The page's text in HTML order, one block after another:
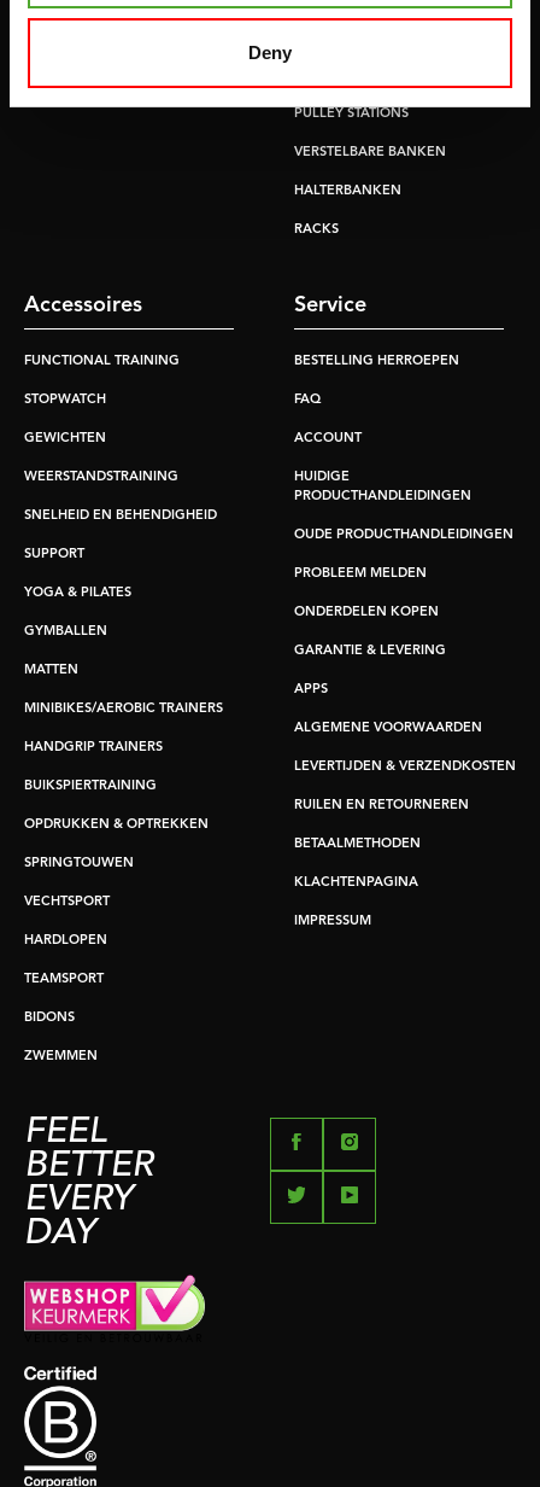
Deny
PULLEY STATIONS
VERSTELBARE BANKEN
HALTERBANKEN
RACKS
Accessoires
FUNCTIONAL TRAINING
STOPWATCH
GEWICHTEN
WEERSTANDSTRAINING
SNELHEID EN BEHENDIGHEID
SUPPORT
YOGA & PILATES
GYMBALLEN
MATTEN
MINIBIKES/AEROBIC TRAINERS
HANDGRIP TRAINERS
BUIKSPIERTRAINING
OPDRUKKEN & OPTREKKEN
SPRINGTOUWEN
VECHTSPORT
HARDLOPEN
TEAMSPORT
BIDONS
ZWEMMEN
Service
BESTELLING HERROEPEN
FAQ
ACCOUNT
HUIDIGE
PRODUCTHANDLEIDINGEN
OUDE PRODUCTHANDLEIDINGEN
PROBLEEM MELDEN
ONDERDELEN KOPEN
GARANTIE & LEVERING
APPS
ALGEMENE VOORWAARDEN
LEVERTIJDEN & VERZENDKOSTEN
RUILEN EN RETOURNEREN
BETAALMETHODEN
KLACHTENPAGINA
IMPRESSUM
FEEL
BETTER
EVERY
DAY